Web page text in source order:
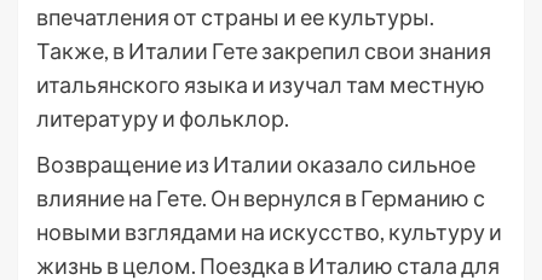
впечатления от страны и ее культуры.
Также, в Италии Гете закрепил свои знания
итальянского языка и изучал там местную
литературу и фольклор.
Возвращение из Италии оказало сильное
влияние на Гете. Он вернулся в Германию с
новыми взглядами на искусство, культуру и
жизнь в целом. Поездка в Италию стала для